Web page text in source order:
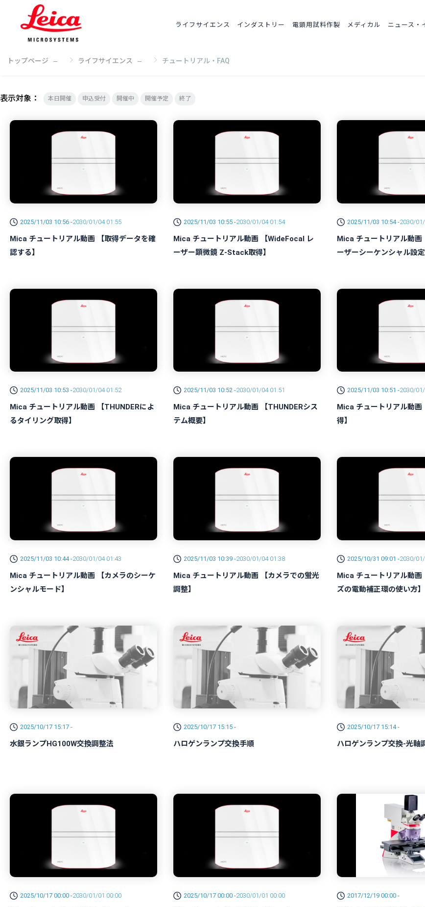
ライフサイエンス インダストリー 電顕用試料作製 メディカル ニュース・
トップページ ライフサイエンス チュートリアル・FAQ
表示対象： 本日開催 申込受付 開催中 開催予定 終了
2025/11/03 10:56 -2030/01/04 01:55
Mica チュートリアル動画 【取得データを確
認する】
2025/11/03 10:55 -2030/01/04 01:54
Mica チュートリアル動画 【WideFocal レ
ーザー顕微鏡 Z-Stack取得】
2025/11/03 10:54 -2030/
Mica チュートリアル動
ーザーシーケンシャル設定
2025/11/03 10:53 -2030/01/04 01:52
Mica チュートリアル動画 【THUNDERによ
るタイリング取得】
2025/11/03 10:52 -2030/01/04 01:51
Mica チュートリアル動画 【THUNDERシス
テム概要】
2025/11/03 10:51 -2030/
Mica チュートリアル動画
得】
2025/11/03 10:44 -2030/01/04 01:43
Mica チュートリアル動画 【カメラのシーケ
ンシャルモード】
2025/11/03 10:39 -2030/01/04 01:38
Mica チュートリアル動画 【カメラでの蛍光
調整】
2025/10/31 09:01 -2030/
Mica チュートリアル動
ズの電動補正環の使い方】
2025/10/17 15:17 -
水銀ランプHG100W交換調整法
2025/10/17 15:15 -
ハロゲンランプ交換手順
2025/10/17 15:14 -
ハロゲンランプ交換-光軸
2025/10/17 00:00 -2030/01/01 00:00 2025/10/17 00:00 -2030/01/01 00:00 2017/12/19 00:00 -